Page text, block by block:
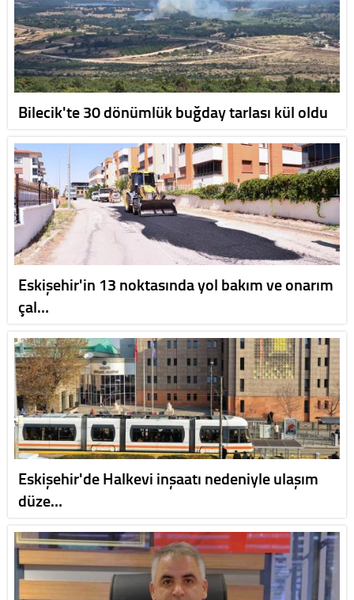
Bilecik'te 30 dönümlük buğday tarlası kül oldu
Eskişehir'in 13 noktasında yol bakım ve onarım
çal…
Eskişehir'de Halkevi inşaatı nedeniyle ulaşım
düze…